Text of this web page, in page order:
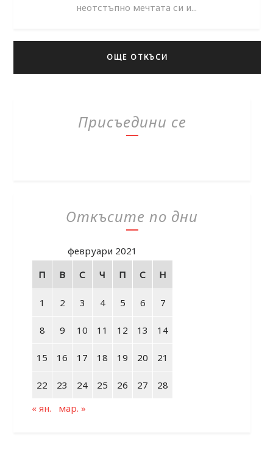
неотстъпно мечтата си и...
ОЩЕ ОТКЪСИ
Присъедини се
Откъсите по дни
февруари 2021
П
В С Ч П С Н
1 2 3 4 5 6 7
8 9 10 11 12 13 14
15 16 17 18 19 20 21
22 23 24 25 26 27
28
« ян.
мар. »